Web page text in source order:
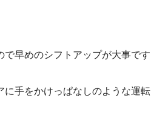
早めのシフトアップが大事です
に手をかけっぱなしのような運転